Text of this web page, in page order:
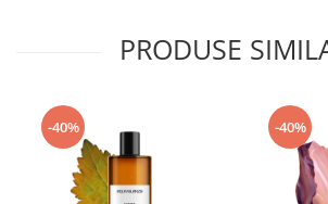
PRODUSE
-40% -40%